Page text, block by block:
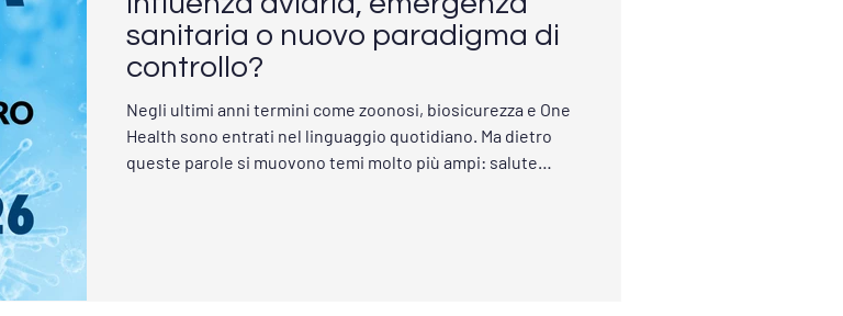
sanitaria o nuovo paradigma di
controllo?
Negli ultimi anni termini come zoonosi, biosicurezza e One
Health sono entrati nel linguaggio quotidiano. Ma dietro
queste parole si muovono temi molto più ampi: salute